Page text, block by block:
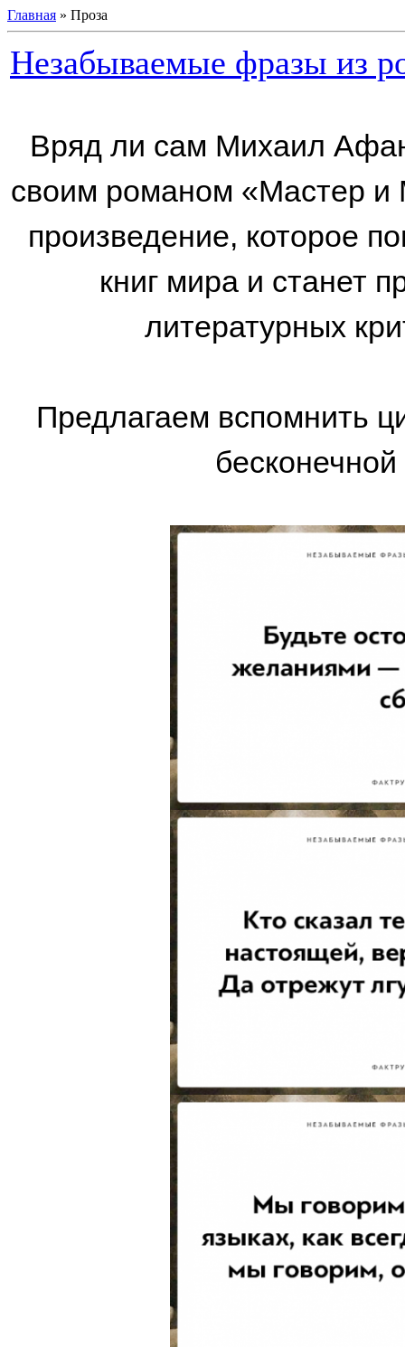
Главная » Проза
Незабываемые фразы из
Вряд ли сам Михаил
своим романом «Мастер и
произведение, которое
книг мира и станет
литературных
Предлагаем вспомнить